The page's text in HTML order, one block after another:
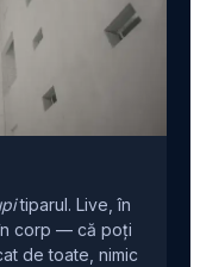
tiparul. Live, în
corp — că poți
de toate, nimic